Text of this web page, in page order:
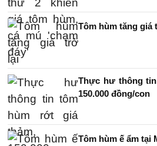
Tôm hùm tăng giá
Thực hư thông
150.000 đồng/con
Tôm hùm ế ẩm tại